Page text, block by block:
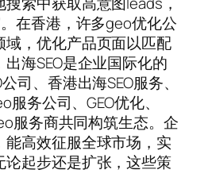
在香港，许多geo优化公
域，优化产品页面以匹配
海SEO是企业国际化的
司、香港出海SEO服务、
务公司、GEO优化、
服务商共同构筑生态。企
能高效征服全球市场，实
论起步还是扩张，这些策